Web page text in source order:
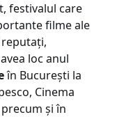
festivalul care
filme ale
loc anul
în București la
Cinema
și în